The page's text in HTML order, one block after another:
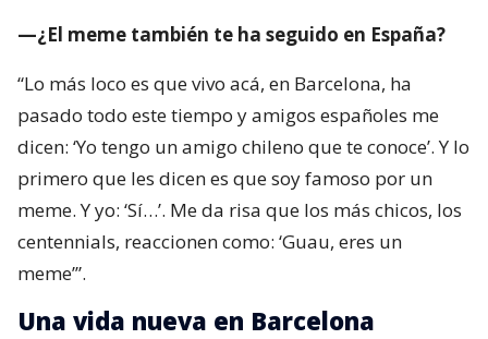
—¿El meme también te ha seguido en España?
“Lo más loco es que vivo acá, en Barcelona, ha
pasado todo este tiempo y amigos españoles me
dicen: ‘Yo tengo un amigo chileno que te conoce’. Y lo
primero que les dicen es que soy famoso por un
meme. Y yo: ‘Sí…’. Me da risa que los más chicos, los
centennials, reaccionen como: ‘Guau, eres un
meme’”.
Una vida nueva en Barcelona